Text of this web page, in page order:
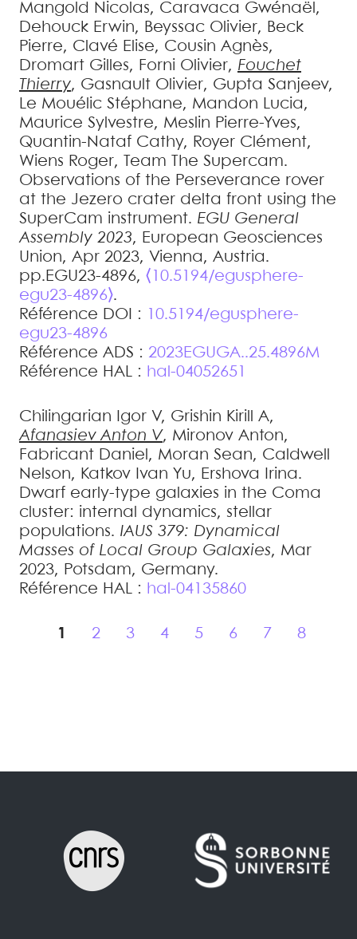
Mangold Nicolas, Caravaca Gwénaël ,
Dehouck Erwin, Beyssac Olivier, Beck
Pierre, Clavé Elise, Cousin Agnès,
Dromart Gilles, Forni Olivier, Fouchet
Thierry, Gasnault Olivier, Gupta Sanjeev,
Le Mouélic Stéphane, Mandon Lucia,
Maurice Sylvestre, Meslin Pierre-Yves,
Quantin-Nataf Cathy, Royer Clément,
Wiens Roger, Team The Supercam.
Observations of the Perseverance rover
at the Jezero crater delta front using the
SuperCam instrument. EGU General
Assembly 2023, European Geosciences
Union, Apr 2023, Vienna, Austria.
pp.EGU23-4896, ⟨10.5194/egusphere-
egu23-4896⟩.
Référence DOI :
10.5194/egusphere-
egu23-4896
Référence ADS : 2023EGUGA..25.4896M
Référence HAL : hal-04052651
Chilingarian Igor V, Grishin Kirill A,
Afanasiev Anton V, Mironov Anton,
Fabricant Daniel , Moran Sean, Caldwell
Nelson, Katkov Ivan Yu, Ershova Irina.
Dwarf early-type galaxies in the Coma
cluster: internal dynamics, stellar
populations. IAUS 379: Dynamical
Masses of Local Group Galaxies, Mar
2023, Potsdam, Germany.
Référence HAL : hal-04135860
1 2 3 4 5 6 7 8